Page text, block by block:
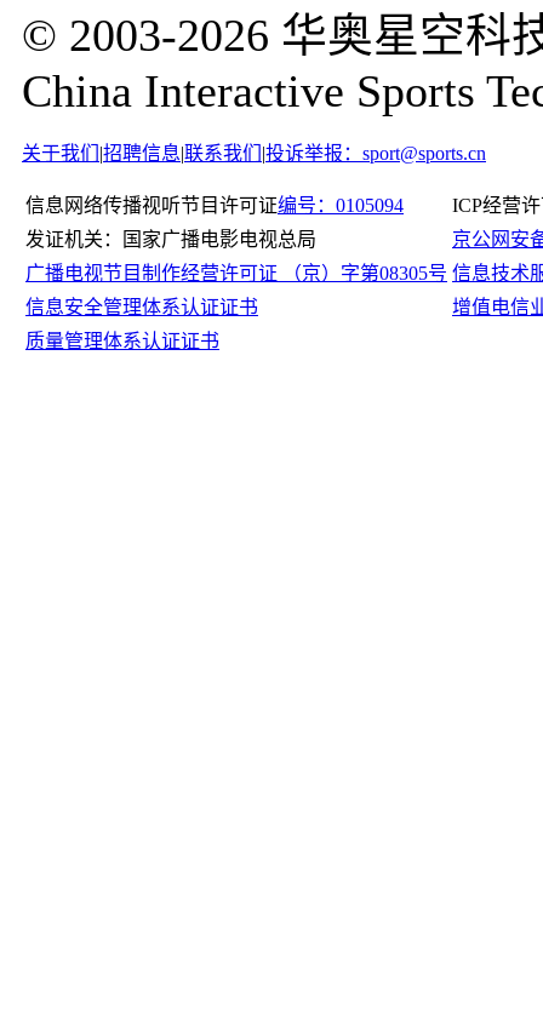
© 2003-2026 华奥星空科
China Interactive Sports
关于我们 |招聘信息|联系我们 |投诉举报：sport@sports.cn
信息网络传播视听节目许可证编号：0105094
ICP经营
发证机关：国家广播电影电视总局
京公网安
广播电视节目制作经营许可证 （京）字第08305号 信息技术
信息安全管理体系认证证书
增值电信
质量管理体系认证证书